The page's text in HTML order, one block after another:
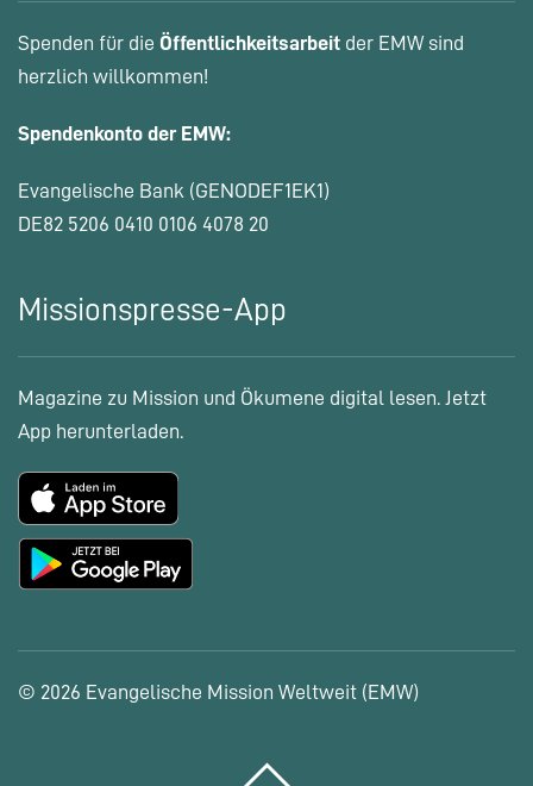
Spenden für die Öffentlichkeitsarbeit der EMW sind
herzlich willkommen!
Spendenkonto der EMW:
Evangelische Bank (GENODEF1EK1)
DE82 5206 0410 0106 4078 20
Missionspresse-App
Magazine zu Mission und Ökumene digital lesen. Jetzt
App herunterladen.
© 2026 Evangelische Mission Weltweit (EMW)